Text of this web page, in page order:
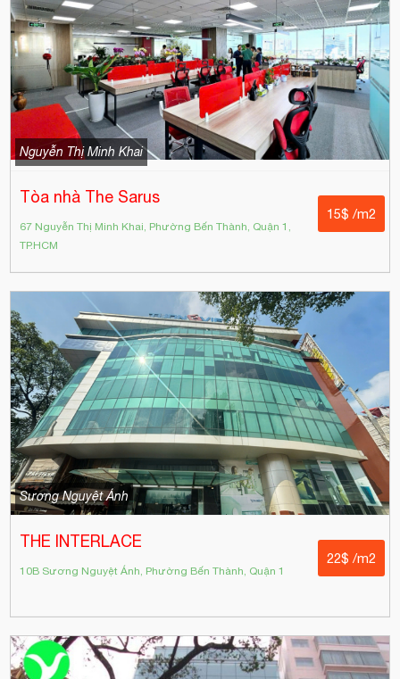
Nguyễn Thị Minh Khai
Tòa nhà The Sarus
67 Nguyễn Thị Minh Khai, Phường Bến Thành, Quận 1,
TP.HCM
15$ /m2
Sương Nguyệt Ánh
THE INTERLACE
10B Sương Nguyệt Ánh, Phường Bến Thành, Quận 1
22$ /m2